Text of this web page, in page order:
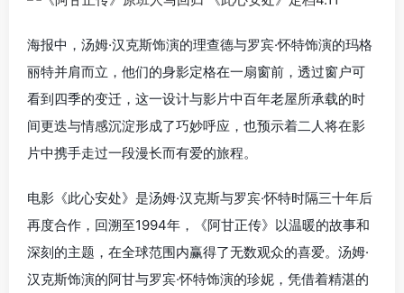
海报中，汤姆·汉克斯饰演的理查德与罗宾·怀特饰演的玛格
丽特并肩而立，他们的身影定格在一扇窗前，透过窗户可
看到四季的变迁，这一设计与影片中百年老屋所承载的时
间更迭与情感沉淀形成了巧妙呼应，也预示着二人将在影
片中携手走过一段漫长而有爱的旅程。
电影《此心安处》是汤姆·汉克斯与罗宾·怀特时隔三十年后
再度合作，回溯至1994年，《阿甘正传》以温暖的故事和
深刻的主题，在全球范围内赢得了无数观众的喜爱。汤姆·
汉克斯饰演的阿甘与罗宾·怀特饰演的珍妮，凭借着精湛的